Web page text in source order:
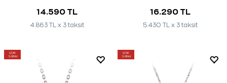
14.590 TL
4.863 TL x 3 taksit
16.290 TL
5.430 TL x 3 taksit
ÇOK
SATAN
ÇOK
SATAN